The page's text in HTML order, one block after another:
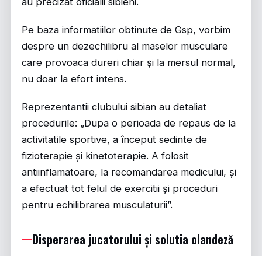
Pe baza informatiilor obtinute de Gsp, vorbim
despre un dezechilibru al maselor musculare
care provoaca dureri chiar și la mersul normal,
nu doar la efort intens.
Reprezentantii clubului sibian au detaliat
procedurile: „Dupa o perioada de repaus de la
activitatile sportive, a început sedinte de
fizioterapie și kinetoterapie. A folosit
antiinflamatoare, la recomandarea medicului, și
a efectuat tot felul de exercitii și proceduri
pentru echilibrarea musculaturii”.
Disperarea jucatorului și solutia olandeză